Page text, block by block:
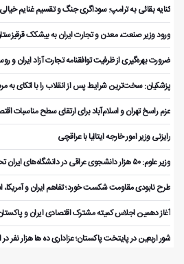
کنایه بقائی به ترامپ: سوداگری جنگ و تقسیم غنایم خیالی
ورود وزیر صنعت، معدن و تجارت ایران به بیشکک
ضرورت بهره‌گیری از ظرفیت توافقنامه تجارت آزاد ایران و
پزشکیان: سخت‌ترین شرایط پس از انقلاب را با اتکای به
عزم راسخ تهران و اسلام‌آباد برای ارتقای سطح مناسبات
رایزنی وزیر امور خارجه ایتالیا با عراقچی
وزیر علوم: ۵۰ هزار دانشجوی عراقی در دانشگاه‌های ایران تحصیل می‌کنند
طرح نابودی مقاومت شکست خورد؛ تفاهم ایران و آمریکا،
آغاز دهمین اجلاس کمیته مشترک اقتصادی ایران و
شور اربعین در پایتخت پاکستان؛ عزاداری ده ها هزار نفر